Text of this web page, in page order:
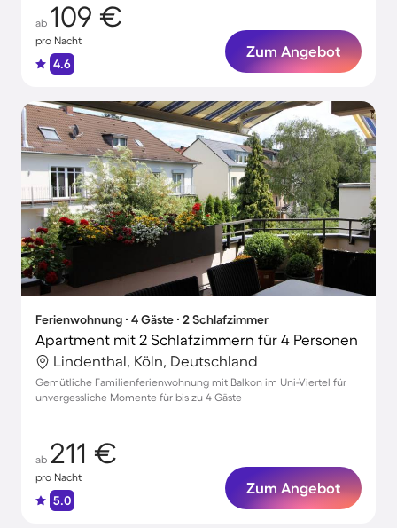
ab 109 €
pro Nacht
4.6
Zum Angebot
Ferienwohnung ∙ 4 Gäste ∙ 2 Schlafzimmer
Apartment mit 2 Schlafzimmern für 4 Personen
Lindenthal, Köln, Deutschland
Gemütliche Familienferienwohnung mit Balkon im Uni-Viertel für
unvergessliche Momente für bis zu 4 Gäste
ab 211 €
pro Nacht
5.0
Zum Angebot